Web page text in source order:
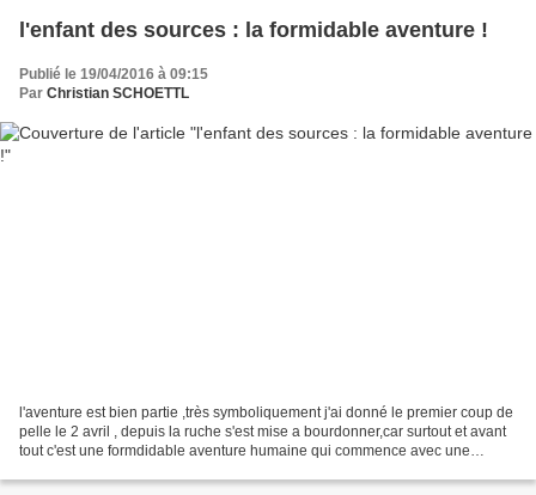
l'enfant des sources : la formidable aventure !
Publié le 19/04/2016 à 09:15
Par Christian SCHOETTL
l'aventure est bien partie ,très symboliquement j'ai donné le premier coup de
pelle le 2 avril , depuis la ruche s'est mise a bourdonner,car surtout et avant
tout c'est une formdidable aventure humaine qui commence avec une